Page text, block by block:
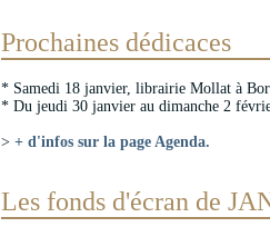
Prochaines dédicaces
* Samedi 18 janvier, librairie Mollat à
* Du jeudi 30 janvier au dimanche 2
> + d'infos sur la page Agenda.
Les fonds d'écran de